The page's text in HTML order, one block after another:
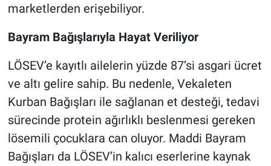
marketlerden erişebiliyor.
Bayram Bağışlarıyla Hayat Veriliyor
LÖSEV’e kayıtlı ailelerin yüzde 87’si asgari ücret
ve altı gelire sahip. Bu nedenle, Vekaleten
Kurban Bağışları ile sağlanan et desteği, tedavi
sürecinde protein ağırlıklı beslenmesi gereken
lösemili çocuklara can oluyor. Maddi Bayram
Bağışları da LÖSEV’in kalıcı eserlerine kaynak